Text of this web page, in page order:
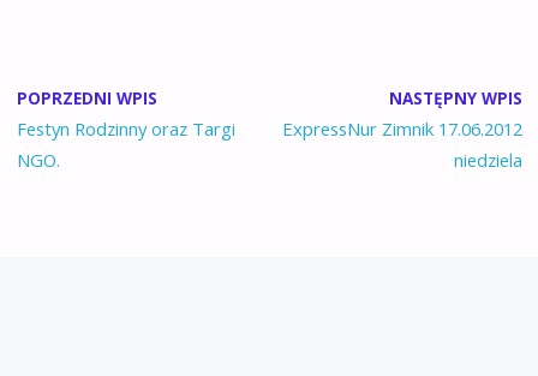
POPRZEDNI WPIS
Festyn Rodzinny oraz Targi
NGO.
NASTĘPNY WPIS
ExpressNur Zimnik 17.06.2012
niedziela